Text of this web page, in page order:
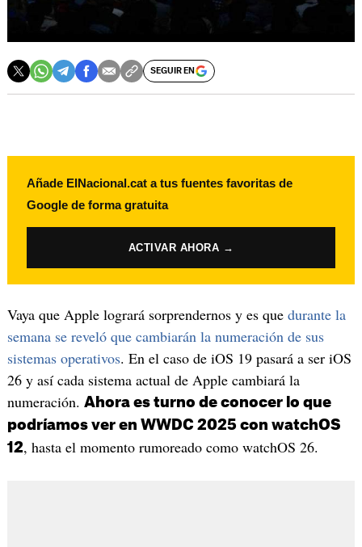
SEGUIR EN
Añade ElNacional.cat a tus fuentes favoritas de
Google de forma gratuita
ACTIVAR AHORA →
Vaya que Apple logrará sorprendernos y es que durante la
semana se reveló que cambiarán la numeración de sus
sistemas operativos. En el caso de iOS 19 pasará a ser iOS
26 y así cada sistema actual de Apple cambiará la
numeración. Ahora es turno de conocer lo que
podríamos ver en WWDC 2025 con watchOS
12, hasta el momento rumoreado como watchOS 26.